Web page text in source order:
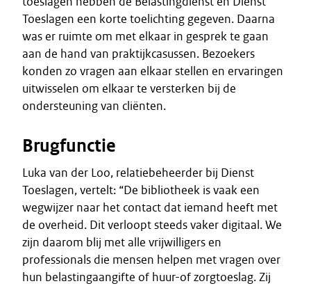
Toeslagen een korte toelichting gegeven. Daarna
was er ruimte om met elkaar in gesprek te gaan
aan de hand van praktijkcasussen. Bezoekers
konden zo vragen aan elkaar stellen en ervaringen
uitwisselen om elkaar te versterken bij de
ondersteuning van cliënten.
Brugfunctie
Luka van der Loo, relatiebeheerder bij Dienst
Toeslagen, vertelt: “De bibliotheek is vaak een
wegwijzer naar het contact dat iemand heeft met
de overheid. Dit verloopt steeds vaker digitaal. We
zijn daarom blij met alle vrijwilligers en
professionals die mensen helpen met vragen over
hun belastingaangifte of huur-of zorgtoeslag. Zij